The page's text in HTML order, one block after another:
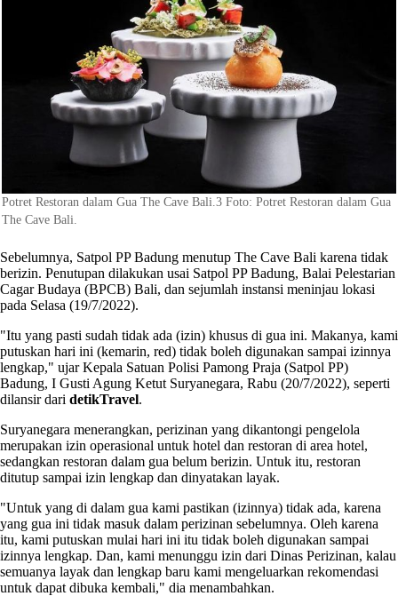
Potret Restoran dalam Gua The Cave Bali.3 Foto: Potret Restoran dalam Gua
The Cave Bali.
Sebelumnya, Satpol PP Badung menutup The Cave Bali karena tidak
berizin. Penutupan dilakukan usai Satpol PP Badung, Balai Pelestarian
Cagar Budaya (BPCB) Bali, dan sejumlah instansi meninjau lokasi
pada Selasa (19/7/2022).
"Itu yang pasti sudah tidak ada (izin) khusus di gua ini. Makanya, kami
putuskan hari ini (kemarin, red) tidak boleh digunakan sampai izinnya
lengkap," ujar Kepala Satuan Polisi Pamong Praja (Satpol PP)
Badung, I Gusti Agung Ketut Suryanegara, Rabu (20/7/2022), seperti
dilansir dari detikTravel.
Suryanegara menerangkan, perizinan yang dikantongi pengelola
merupakan izin operasional untuk hotel dan restoran di area hotel,
sedangkan restoran dalam gua belum berizin. Untuk itu, restoran
ditutup sampai izin lengkap dan dinyatakan layak.
"Untuk yang di dalam gua kami pastikan (izinnya) tidak ada, karena
yang gua ini tidak masuk dalam perizinan sebelumnya. Oleh karena
itu, kami putuskan mulai hari ini itu tidak boleh digunakan sampai
izinnya lengkap. Dan, kami menunggu izin dari Dinas Perizinan, kalau
semuanya layak dan lengkap baru kami mengeluarkan rekomendasi
untuk dapat dibuka kembali," dia menambahkan.